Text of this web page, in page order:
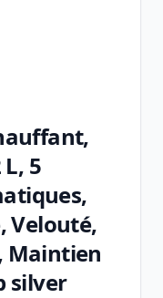
5
Velouté,
Maintien
silver